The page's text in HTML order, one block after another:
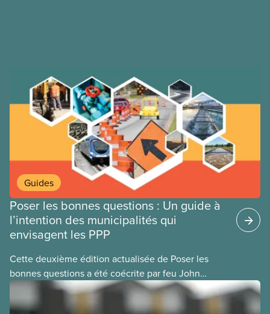
Guides
Poser les bonnes questions : Un guide à
l’intention des municipalités qui
envisagent les PPP
Cette deuxième édition actualisée de Poser les
bonnes questions a été coécrite par feu John
Loxley et son fils, le chercheur Salim Loxley. À la
lumière des données et les expériences les plus